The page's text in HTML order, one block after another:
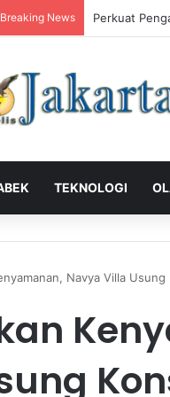
Breaking News Perkuat
TEKNOLOGI
Navya Villa